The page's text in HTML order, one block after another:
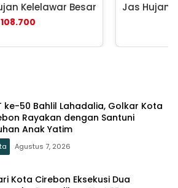
Kelelawar Besar Jas Hujan
ke-50 Bahlil Lahadalia, Golkar Kota
Rayakan dengan Santuni
Anak Yatim
Agustus 7, 2026
Kota Cirebon Eksekusi Dua